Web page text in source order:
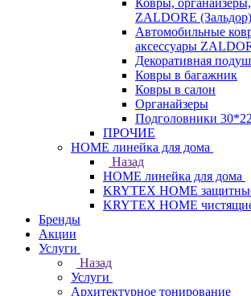
Ковры,
ZALDORE (Зальдор)
Автомобильные
аксессуары
Декоративная
Ковры в багажник
Ковры в салон
Органайзеры
Подголовники 30*22
ПРОЧИЕ
HOME линейка для дома
Назад
HOME линейка для дома
KRYTEX HOME
KRYTEX HOME
Бренды
Акции
Услуги
Назад
Услуги
Архитектурное тонирование